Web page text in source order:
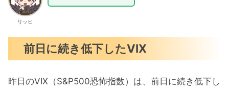
リッヒ
前日に続き低下したVIX
昨日のVIX（S&P500恐怖指数）は、前日に続き低下し